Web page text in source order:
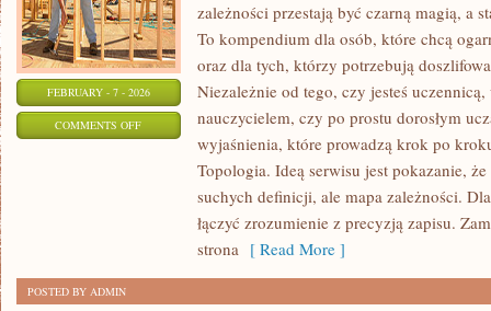
FEBRUARY - 7 - 2026
COMMENTS OFFON
MATEMATYKI
zależności przestają być czarną magią, a
To kompendium dla osób, które chcą
oraz dla tych, którzy potrzebują
Niezależnie od tego, czy jesteś
nauczycielem, czy po prostu dorosłym
wyjaśnienia, które prowadzą krok po
Topologia. Ideą serwisu jest pokazanie,
suchych definicji, ale mapa zależności.
łączyć zrozumienie z precyzją zapisu.
strona [ Read More ]
POSTED BY ADMIN